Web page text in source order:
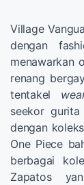
Village
dengan
menawarkan
renang
tentakel
seekor
dengan
One Piece
berbagai
Zapatos